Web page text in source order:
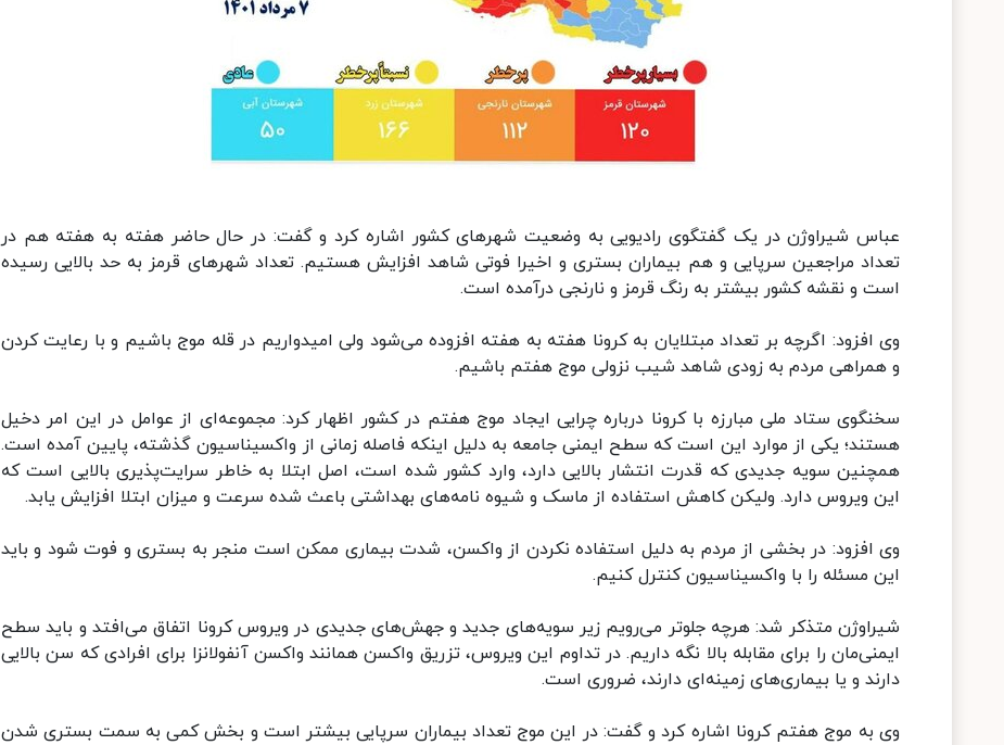
عباس شیراوژن در یک گفتگوی رادیویی به وضعیت شهرهای کشور اشاره کرد و گفت: در حال حاضر هفته به هفته هم در
تعداد مراجعین سرپایی و هم بیماران بستری و اخیرا فوتی شاهد افزایش هستیم. تعداد شهرهای قرمز به حد بالایی رسیده
است و نقشه کشور بیشتر به رنگ قرمز و نارنجی درآمده است.
وی افزود: اگرچه بر تعداد مبتلایان به کرونا هفته به هفته افزوده می‌شود ولی امیدواریم در قله موج باشیم و با رعایت کردن
و همراهی مردم به زودی شاهد شیب نزولی موج هفتم باشیم.
سخنگوی ستاد ملی مبارزه با کرونا درباره چرایی ایجاد موج هفتم در کشور اظهار کرد: مجموعه‌ای از عوامل در این امر دخیل
هستند؛ یکی از موارد این است که سطح ایمنی جامعه به دلیل اینکه فاصله زمانی از واکسیناسیون گذشته، پایین آمده است.
همچنین سویه جدیدی که قدرت انتشار بالایی دارد، وارد کشور شده است، اصل ابتلا به خاطر سرایت‌پذیری بالایی است که
این ویروس دارد. ولیکن کاهش استفاده از ماسک و شیوه نامه‌های بهداشتی باعث شده سرعت و میزان ابتلا افزایش یابد.
وی افزود: در بخشی از مردم به دلیل استفاده نکردن از واکسن، شدت بیماری ممکن است منجر به بستری و فوت شود و باید
این مسئله را با واکسیناسیون کنترل کنیم.
شیراوژن متذکر شد: هرچه جلوتر می‌رویم زیر سویه‌های جدید و جهش‌های جدیدی در ویروس کرونا اتفاق می‌افتد و باید سطح
ایمنی‌مان را برای مقابله بالا نگه داریم. در تداوم این ویروس، تزریق واکسن همانند واکسن آنفولانزا برای افرادی که سن بالایی
دارند و یا بیماری‌های زمینه‌ای دارند، ضروری است.
وی به موج هفتم کرونا اشاره کرد و گفت: در این موج تعداد بیماران سرپایی بیشتر است و بخش کمی به سمت بستری شدن